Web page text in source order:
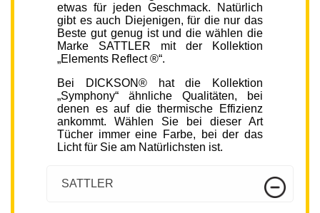
etwas für jeden Geschmack. Natürlich
gibt es auch Diejenigen, für die nur das
Beste gut genug ist und die wählen die
Marke SATTLER mit der Kollektion
„Elements Reflect ®“.
Bei DICKSON® hat die Kollektion
„Symphony“ ähnliche Qualitäten, bei
denen es auf die thermische Effizienz
ankommt. Wählen Sie bei dieser Art
Tücher immer eine Farbe, bei der das
Licht für Sie am Natürlichsten ist.
SATTLER